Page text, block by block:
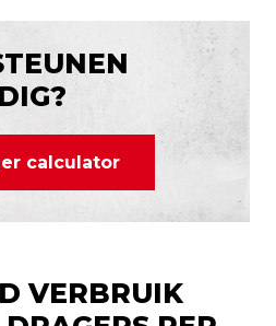
calculator
VERBRUIK